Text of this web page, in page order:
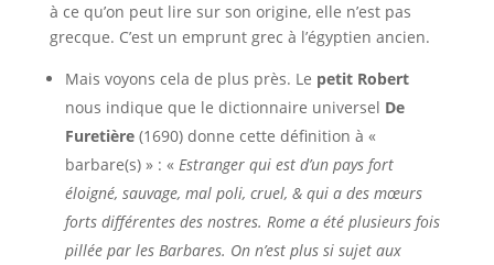
à ce qu’on peut lire sur son origine, elle n’est pas
grecque. C’est un emprunt grec à l’égyptien ancien.
Mais voyons cela de plus près. Le petit Robert
nous indique que le dictionnaire universel De
Furetière (1690) donne cette définition à «
barbare(s) » : « Estranger qui est d’un pays fort
éloigné, sauvage, mal poli, cruel, & qui a des mœurs
forts différentes des nostres. Rome a été plusieurs fois
pillée par les Barbares. On n’est plus si sujet aux